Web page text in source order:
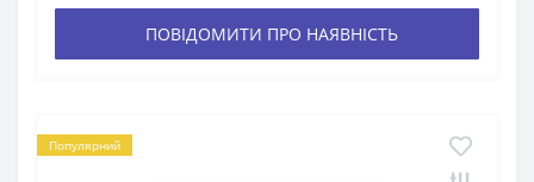
ПОВІДОМИТИ ПРО НАЯВНІСТЬ
Популярний